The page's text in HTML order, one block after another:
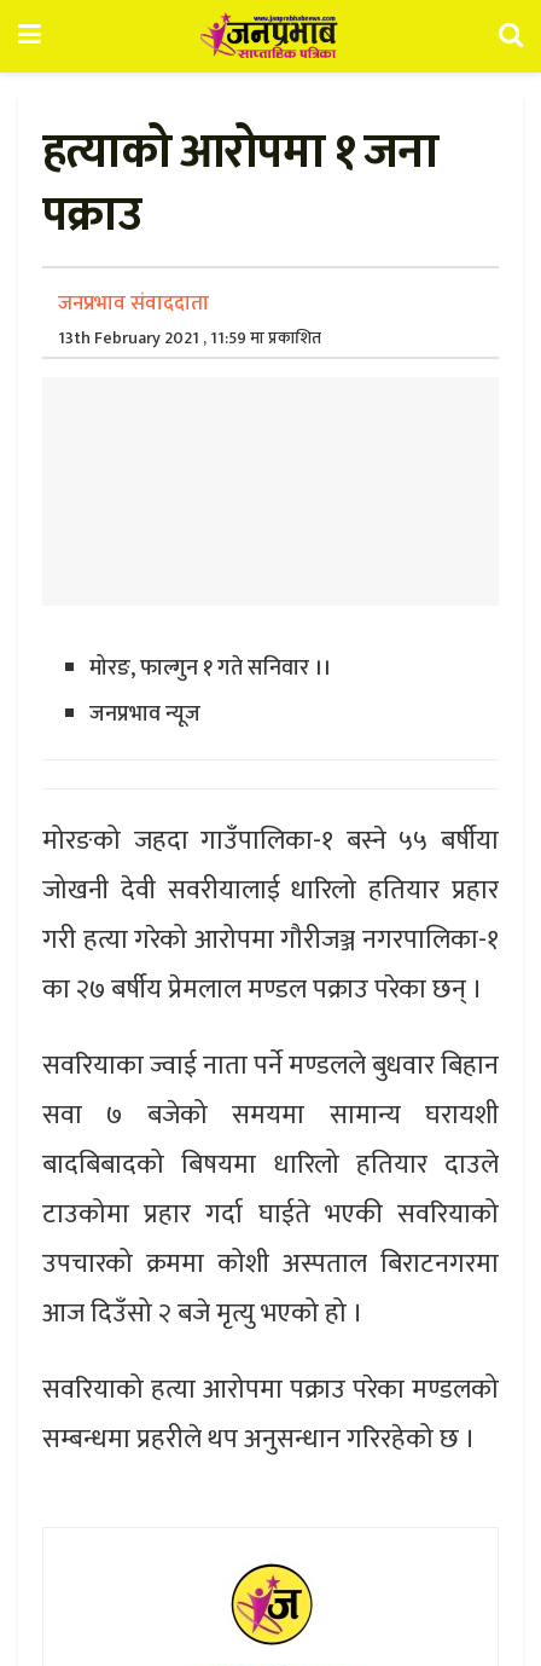
हत्याको आरोपमा १ जना
पक्राउ
जनप्रभाव संवाददाता
13th February 2021 , 11:59 मा प्रकाशित
मोरङ, फाल्गुन १ गते सनिवार ।।
जनप्रभाव न्यूज
मोरङको जहदा गाउँपालिका-१ बस्ने ५५ बर्षीया
जोखनी देवी सवरीयालाई धारिलो हतियार प्रहार
गरी हत्या गरेको आरोपमा गौरीजञ्ज नगरपालिका-१
का २७ बर्षीय प्रेमलाल मण्डल पक्राउ परेका छन् ।
सवरियाका ज्वाई नाता पर्ने मण्डलले बुधवार बिहान
सवा ७ बजेको समयमा सामान्य घरायशी
बादबिबादको बिषयमा धारिलो हतियार दाउले
टाउकोमा प्रहार गर्दा घाईते भएकी सवरियाको
उपचारको क्रममा कोशी अस्पताल बिराटनगरमा
आज दिउँसो २ बजे मृत्यु भएको हो ।
सवरियाको हत्या आरोपमा पक्राउ परेका मण्डलको
सम्बन्धमा प्रहरीले थप अनुसन्धान गरिरहेको छ ।